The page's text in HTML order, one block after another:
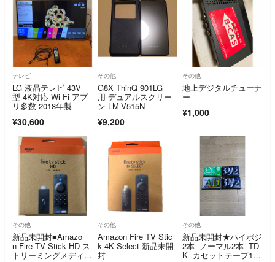
テレビ
LG 液晶テレビ 43V
型 4K対応 Wi-Fi アプ
リ多数 2018年製
¥30,600
その他
G8X ThinQ 901LG
用 デュアルスクリー
ン LM-V515N
¥9,200
その他
地上デジタルチューナ
ー
¥1,000
その他
新品未開封■Amazo
n Fire TV Stick HD ス
トリーミングメディア
その他
Amazon Fire TV Stic
k 4K Select 新品未開
封
その他
新品未開封★ハイポジ
2本 ノーマル2本 TD
K カセットテープ120